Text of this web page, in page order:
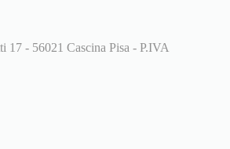
17 - 56021 Cascina Pisa - P.IVA